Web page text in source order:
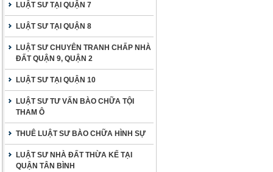
LUẬT SƯ TẠI QUẬN 7
LUẬT SƯ TẠI QUẬN 8
LUẬT SƯ CHUYÊN TRANH CHẤP NHÀ
ĐẤT QUẬN 9, QUẬN 2
LUẬT SƯ TẠI QUẬN 10
LUẬT SƯ TƯ VẤN BÀO CHỮA TỘI
THAM Ô
THUÊ LUẬT SƯ BÀO CHỮA HÌNH SỰ
LUẬT SƯ NHÀ ĐẤT THỪA KẾ TẠI
QUẬN TÂN BÌNH